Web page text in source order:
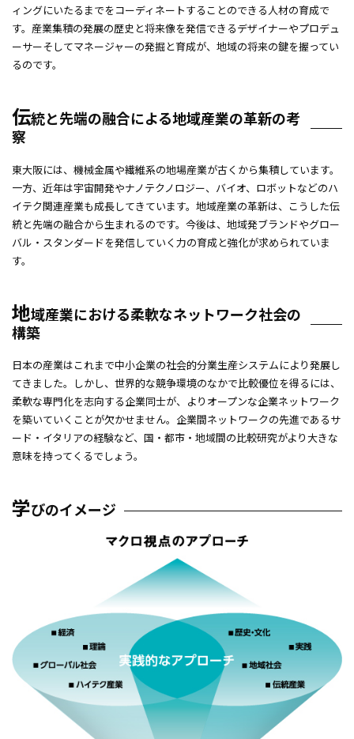
ィングにいたるまでをコーディネートすることのできる人材の育成で
す。産業集積の発展の歴史と将来像を発信できるデザイナーやプロデュ
ーサーそしてマネージャーの発掘と育成が、地域の将来の鍵を握ってい
るのです。
伝統と先端の融合による地域産業の革新の考
察
東大阪には、機械金属や繊維系の地場産業が古くから集積しています。
一方、近年は宇宙開発やナノテクノロジー、バイオ、ロボットなどのハ
イテク関連産業も成長してきています。地域産業の革新は、こうした伝
統と先端の融合から生まれるのです。今後は、地域発ブランドやグロー
バル・スタンダードを発信していく力の育成と強化が求められていま
す。
地域産業における柔軟なネットワーク社会の
構築
日本の産業はこれまで中小企業の社会的分業生産システムにより発展し
てきました。しかし、世界的な競争環境のなかで比較優位を得るには、
柔軟な専門化を志向する企業同士が、よりオープンな企業ネットワーク
を築いていくことが欠かせません。企業間ネットワークの先進であるサ
ード・イタリアの経験など、国・都市・地域間の比較研究がより大きな
意味を持ってくるでしょう。
学びのイメージ